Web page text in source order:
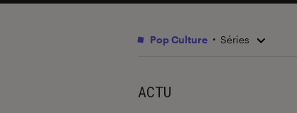
Pop Culture Séries
ACTU